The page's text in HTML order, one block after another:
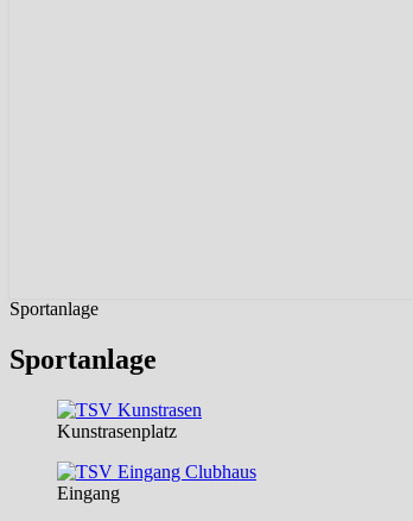
Sportanlage
Sportanlage
Kunstrasenplatz
Eingang